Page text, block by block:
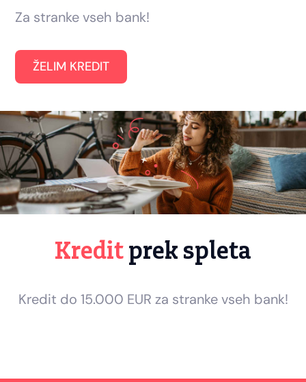
Za stranke vseh bank!
ŽELIM KREDIT
Kreditprek spleta
Kredit do 15.000 EUR za stranke vseh bank!